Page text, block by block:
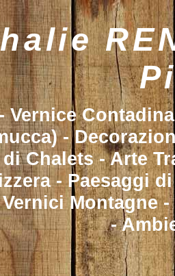
Vernice
-
Chalets - Arte
- Paesaggi
Montagne
-